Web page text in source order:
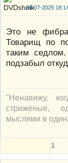
26-07-2025
Это не фибра
Товарищ по
таким
подзабыл
"Ненавижу,
стриженые,
мыслями в
1